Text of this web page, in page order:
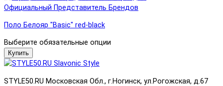
Официальный Представитель Брендов
Поло Белояр "Basic" red-black
Выберите обязательные опции
Купить
STYLE50.RU Московская Обл., г.Ногинск, ул.Рогожская, д.67